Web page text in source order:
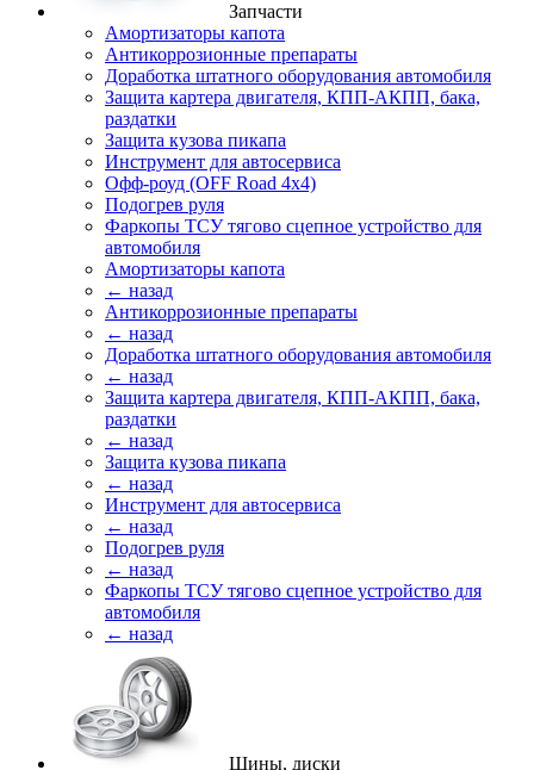
Запчасти
Амортизаторы капота
Антикоррозионные препараты
Доработка штатного оборудования автомобиля
Защита картера двигателя, КПП-АКПП, бака,
раздатки
Защита кузова пикапа
Инструмент для автосервиса
Офф-роуд (OFF Road 4x4)
Подогрев руля
Фаркопы ТСУ тягово сцепное устройство для
автомобиля
Амортизаторы капота
← назад
Антикоррозионные препараты
← назад
Доработка штатного оборудования автомобиля
← назад
Защита картера двигателя, КПП-АКПП, бака,
раздатки
← назад
Защита кузова пикапа
← назад
Инструмент для автосервиса
← назад
Подогрев руля
← назад
Фаркопы ТСУ тягово сцепное устройство для
автомобиля
← назад
Шины, диски